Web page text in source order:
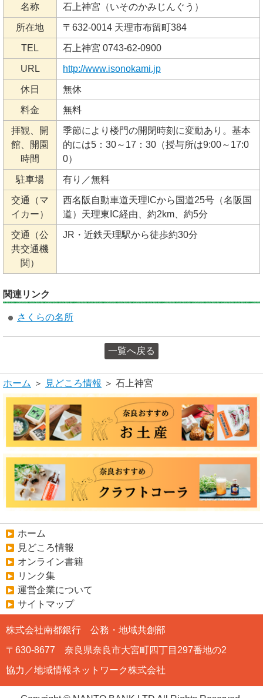
名称 石上神宮（いそのかみじんぐう）
所在地 〒632-0014 天理市布留町384
TEL 石上神宮 0743-62-0900
URL http://www.isonokami.jp
休日 無休
料金 無料
拝観、開
館、開園
時間
季節により楼門の開閉時刻に変動あり。基本
的には5：30～17：30（授与所は9:00～17:0
0）
駐車場 有り／無料
交通（マ
イカー）
西名阪自動車道天理ICから国道25号（名阪国
道）天理東IC経由、約2km、約5分
交通（公
共交通機
関）
JR・近鉄天理駅から徒歩約30分
関連リンク
さくらの名所
一覧へ戻る
ホーム ＞ 見どころ情報 ＞ 石上神宮
ホーム
見どころ情報
オンライン書籍
リンク集
運営企業について
サイトマップ
株式会社南都銀行 公務・地域共創部
〒630-8677 奈良県奈良市大宮町四丁目297番地の2
協力／地域情報ネットワーク株式会社